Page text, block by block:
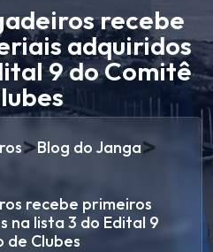
recebe
adquiridos
9 do Comitê
>Blog do Janga>
recebe primeiros
na lista 3 do Edital 9
de Clubes